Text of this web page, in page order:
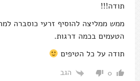
תודה!!!
ממש ממליצה להוסיף זרעי כוסברה
הטעמים בכמה דרגות.
תודה על כל הטיפים
0 הגב